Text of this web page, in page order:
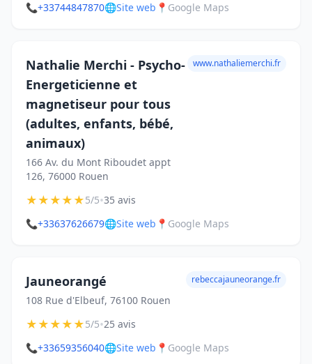
📞+33744847870🌐Site web 📍 Google Maps
Nathalie Merchi - Psycho-
Energeticienne et
magnetiseur pour tous
(adultes, enfants, bébé,
animaux)
166 Av. du Mont Riboudet appt
126, 76000 Rouen
www.nathaliemerchi.fr
★★★★★5/5•35 avis
📞+33637626679🌐Site web 📍 Google Maps
Jauneorangé
108 Rue d'Elbeuf, 76100 Rouen
rebeccajauneorange.fr
★★★★★5/5•25 avis
📞+33659356040🌐Site web 📍 Google Maps